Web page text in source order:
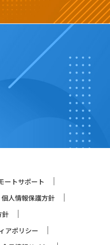
ートサポート
個人情報保護方針
針
アポリシー